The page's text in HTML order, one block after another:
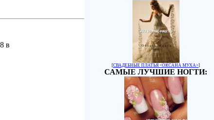
в
[СВАДЕБНЫЕ ПЛАТЬЯ <ОКСАНА МУХА>]
САМЫЕ ЛУЧШИЕ НОГТИ: